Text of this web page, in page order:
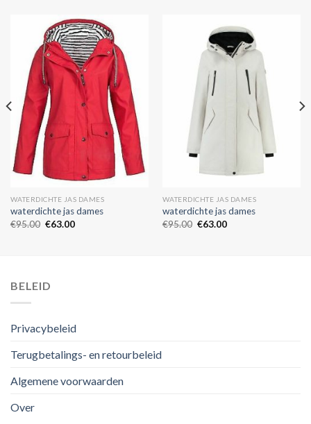
WATERDICHTE JAS DAMES
waterdichte jas dames
€95.00 €63.00
WATERDICHTE JAS DAMES
waterdichte jas dames
€95.00 €63.00
BELEID
Privacybeleid
Terugbetalings- en retourbeleid
Algemene voorwaarden
Over